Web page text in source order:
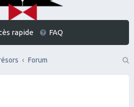
rapide FAQ
Forum